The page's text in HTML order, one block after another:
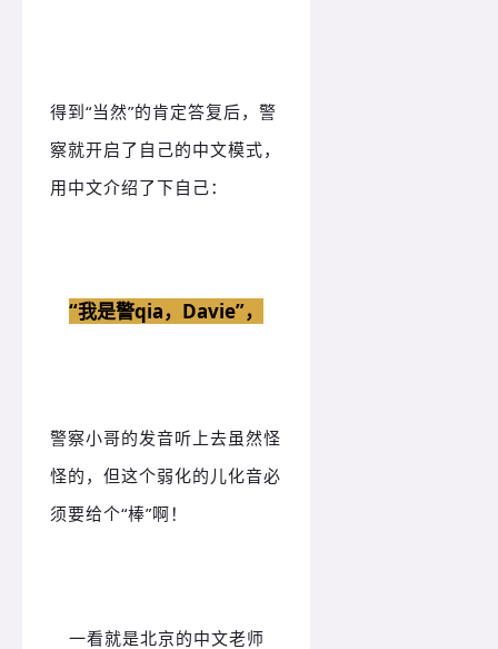
得到“当然”的肯定答复后，警
察就开启了自己的中文模式，
用中文介绍了下自己：
“我是警qia，Davie”，
警察小哥的发音听上去虽然怪
怪的，但这个弱化的儿化音必
须要给个“棒”啊！
一看就是北京的中文老师